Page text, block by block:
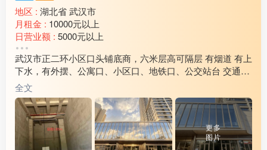
地区 : 湖北省 武汉市
月租金 : 10000元以上
日营业额 : 5000元以上
转让费 :
周边环境 :学校 小区 车站 市场
店内设施 :水电 燃气 齐全
武汉市正二环小区口头铺底商，六米层高可隔层 有烟道 有上
下水，有外摆、公寓口、小区口、地铁口、公交站台 交通便
利周边超3000户养活九间铺子。二层健身、棋牌、会所等业
态汇聚人流
全文
更多
图片